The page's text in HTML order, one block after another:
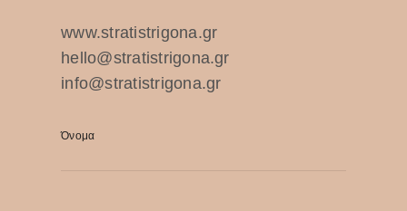
www.stratistrigona.gr
hello@stratistrigona.gr
info@stratistrigona.gr
Όνομα